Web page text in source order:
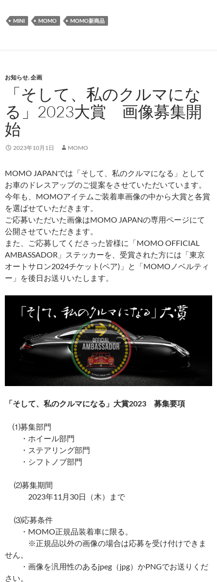
MINI MOMO MOMO新商品
お知らせ,企画
「そして、私のクルマにな
る」2023大賞 画像募集開
始
2023年10月1日 MOMO
MOMO JAPANでは「そして、私のクルマになる」として
お車のドレスアップのご提案をさせていただいています。
今年も、MOMOアイテムご装着車画像の中から大賞と各賞
を選ばせていただきます。
ご応募いただいた画像はMOMO JAPANの専用ページにて
公開させていただきます。
また、ご応募してくださった皆様に「MOMO OFFICIAL
AMBASSADOR」ステッカーを、受賞された方には「東京
オートサロン2024チケット(ペア)」と「MOMOノベルティ
ー」を後日お送りいたします。
「そして、私のクルマになる」大賞2023 募集要項
⑴募集部門
・ホイール部門
・ステアリング部門
・シフトノブ部門
⑵募集期間
2023年11月30日（木）まで
⑶応募条件
・MOMO正規品装着車に限る。
※正規品以外の画像の場合は応募を受け付けできま
せん。
・画像を汎用性のあるjpeg（jpg）かPNGでお送りくだ
さい。